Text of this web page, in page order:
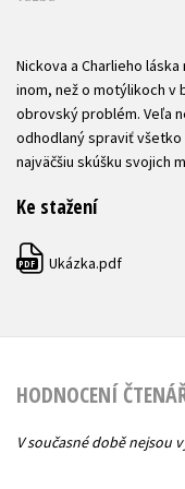
Nickova a Charlieho
inom, než o motýlikoch v
obrovský problém. Veľa
odhodlaný spraviť všetko
najväčšiu skúšku svojich
Ke stažení
PDF Ukázka.pdf
HODNOCENÍ
V současné době nejsou